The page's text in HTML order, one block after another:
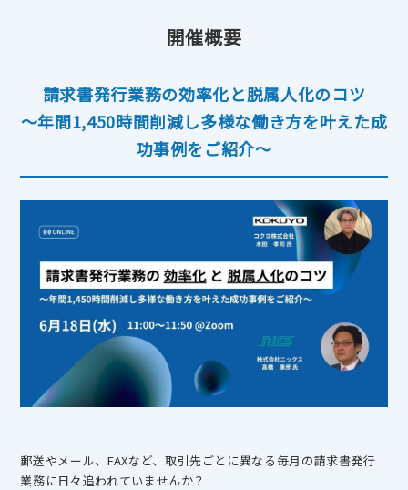
開催概要
請求書発行業務の効率化と脱属人化のコツ
～年間1,450時間削減し多様な働き方を叶えた成
功事例をご紹介～
郵送やメール、FAXなど、取引先ごとに異なる毎月の請求書発行
業務に日々追われていませんか？